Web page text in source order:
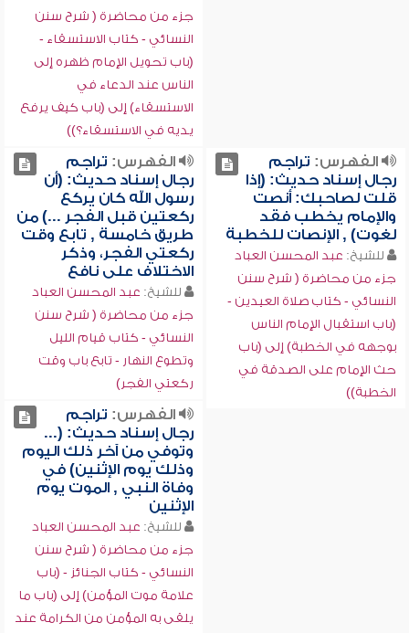
جزء من محاضرة ( شرح سنن
النسائي - كتاب الاستسقاء -
(باب تحويل الإمام ظهره إلى
الناس عند الدعاء في
الاستسقاء) إلى (باب كيف يرفع
يديه في الاستسقاء؟))
الفهرس: تراجم
رجال إسناد حديث: (إذا
قلت لصاحبك: أنصت
والإمام يخطب فقد
لغوت) , الإنصات للخطبة
للشيخ: عبد المحسن العباد
جزء من محاضرة ( شرح سنن
النسائي - كتاب صلاة العيدين -
(باب استقبال الإمام الناس
بوجهه في الخطبة) إلى (باب
حث الإمام على الصدقة في
الخطبة))
الفهرس: تراجم
رجال إسناد حديث: (أن
رسول الله كان يركع
ركعتين قبل الفجر ...) من
طريق خامسة , تابع وقت
ركعتي الفجر، وذكر
الاختلاف على نافع
للشيخ: عبد المحسن العباد
جزء من محاضرة ( شرح سنن
النسائي - كتاب قيام الليل
وتطوع النهار - تابع باب وقت
ركعتي الفجر)
الفهرس: تراجم
رجال إسناد حديث: (...
وتوفي من آخر ذلك اليوم
وذلك يوم الإثنين) في
وفاة النبي , الموت يوم
الإثنين
للشيخ: عبد المحسن العباد
جزء من محاضرة ( شرح سنن
النسائي - كتاب الجنائز - (باب
علامة موت المؤمن) إلى (باب ما
يلقى به المؤمن من الكرامة عند